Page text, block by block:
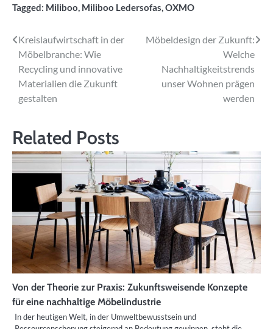
Tagged: Miliboo, Miliboo Ledersofas,OXMO
Beitragsnavigation
Kreislaufwirtschaft in der
Möbelbranche: Wie
Recycling und innovative
Materialien die Zukunft
gestalten
Möbeldesign der Zukunft:
Welche
Nachhaltigkeitstrends
unser Wohnen prägen
werden
Related Posts
Von der Theorie zur Praxis: Zukunftsweisende Konzepte
für eine nachhaltige Möbelindustrie
In der heutigen Welt, in der Umweltbewusstsein und